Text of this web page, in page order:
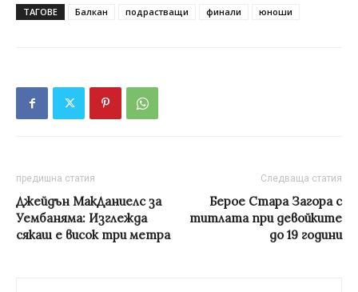
ТАГОВЕ Балкан подрастващи финали юноши
предишна статия
Джейдън МакДаниелс за
Уембаняма: Изглежда
сякаш е висок три метра
Следваща статия
Берое Стара Загора с
титлата при девойките
до 19 години